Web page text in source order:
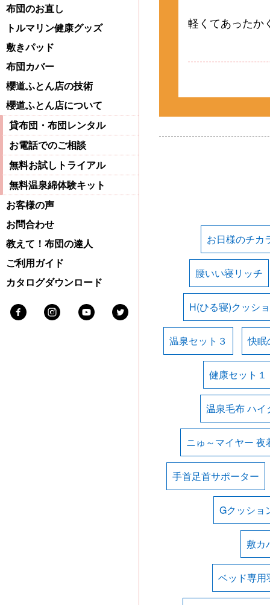
軽くてあったか
お日様のチカ
腰いい寝リッチ
H(ひる寝)クッシ
温泉セット３ 快眠
健康セット１
温泉毛布 ハイ
ニゅ～マイヤー 夜
手首足首サポーター
Gクッショ
敷カ
ベッド専用
布団のお直し
トルマリン健康グッズ
敷きパッド
布団カバー
櫻道ふとん店の技術
櫻道ふとん店について
貸布団・布団レンタル
お電話でのご相談
無料お試しトライアル
無料温泉綿体験キット
お客様の声
お問合わせ
教えて！布団の達人
ご利用ガイド
カタログダウンロード
Facebook InstagramYoutubeTwitter